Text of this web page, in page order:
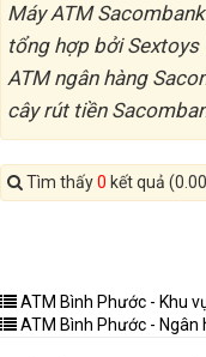
Máy ATM
tổng hợp bởi Sextoys
ATM ngân hàng
cây rút tiền
Tìm thấy0 kết quả
ATM Bình Phước - Khu
ATM Bình Phước - Ngân